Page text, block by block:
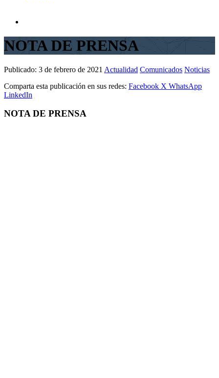
NOTA DE PRENSA
Publicado: 3 de febrero de 2021 Actualidad Comunicados Noticias
Comparta esta publicación en sus redes: Facebook X WhatsApp
LinkedIn
NOTA DE PRENSA